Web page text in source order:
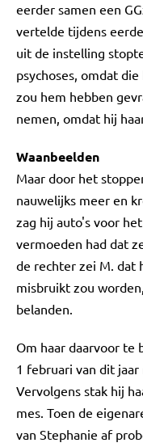
eerder samen een
vertelde tijdens
uit de instelling
psychoses, omdat
zou hem hebben
nemen, omdat hij
Waanbeelden
Maar door het
nauwelijks meer en
zag hij auto's voor
vermoeden had dat
de rechter zei M. dat
misbruikt zou
belanden.
Om haar daarvoor te
1 februari van dit
Vervolgens stak hij
mes. Toen de
van Stephanie af